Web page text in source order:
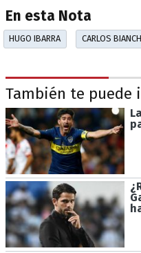
En esta Nota
HUGO IBARRA CARLOS
También te puede